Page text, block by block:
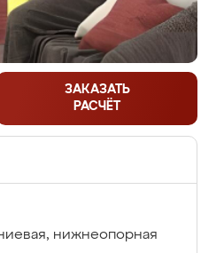
ЗАКАЗАТЬ
РАСЧЁТ
нижнеопорная